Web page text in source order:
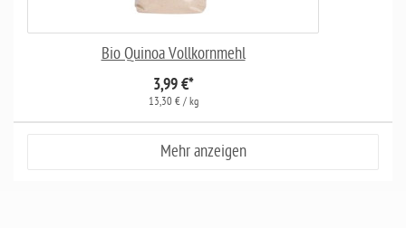
Bio Quinoa Vollkornmehl
3,99 €*
13,30 € / kg
Mehr anzeigen